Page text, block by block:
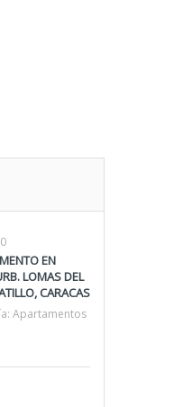
EN
LOMAS DEL
CARACAS
Apartamentos